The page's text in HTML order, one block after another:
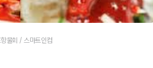
물회 / 스마트인컴